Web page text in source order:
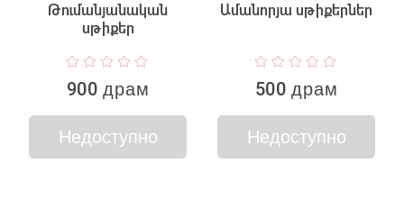
Թումանյանական
սթիքեր
900 драм
Недоступно
Ամանորյա սթիքերներ
500 драм
Недоступно